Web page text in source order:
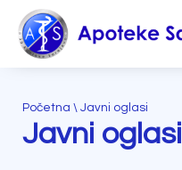
Početna \ Javni oglasi
Javni oglasi